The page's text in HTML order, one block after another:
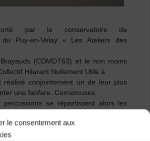
le consentement aux
par le conservatoire de
du Puy-en-Velay « Les Ateliers des
(CDMDT63) et le non moins
Hilarant Nullement Utile à
réalisé conjointement un de leur plus
une fanfare. Cornemuses,
percussions se répartissent alors les
du Berry, sur des arrangements
façon certainement encore jamais ouïe